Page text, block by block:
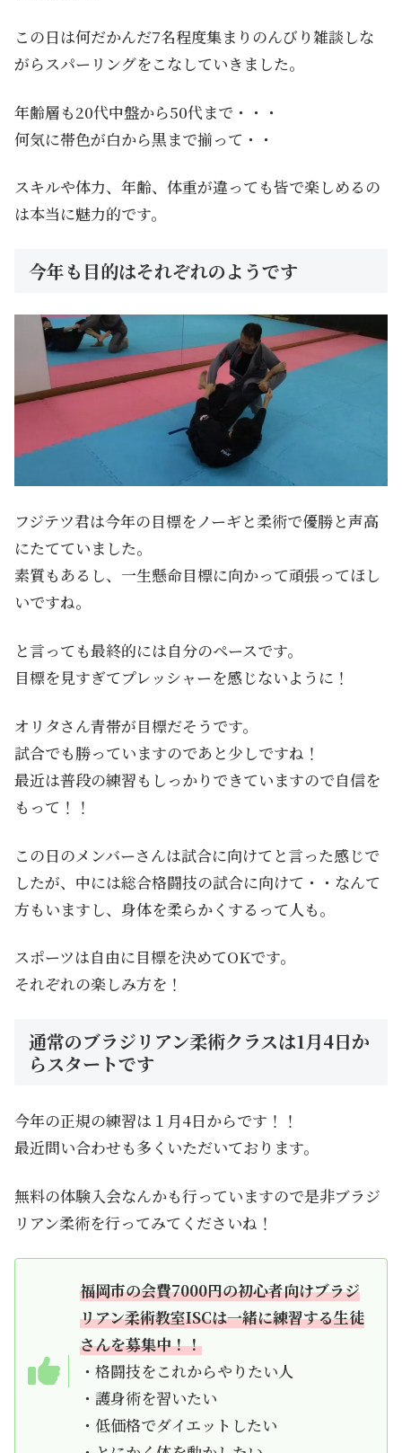
この日は何だかんだ7名程度集まりのんびり雑談しな
がらスパーリングをこなしていきました。
年齢層も20代中盤から50代まで・・・
何気に帯色が白から黒まで揃って・・
スキルや体力、年齢、体重が違っても皆で楽しめるの
は本当に魅力的です。
今年も目的はそれぞれのようです
フジテツ君は今年の目標をノーギと柔術で優勝と声高
にたてていました。
素質もあるし、一生懸命目標に向かって頑張ってほし
いですね。
と言っても最終的には自分のペースです。
目標を見すぎてプレッシャーを感じないように！
オリタさん青帯が目標だそうです。
試合でも勝っていますのであと少しですね！
最近は普段の練習もしっかりできていますので自信を
もって！！
この日のメンバーさんは試合に向けてと言った感じで
したが、中には総合格闘技の試合に向けて・・なんて
方もいますし、身体を柔らかくするって人も。
スポーツは自由に目標を決めてOKです。
それぞれの楽しみ方を！
通常のブラジリアン柔術クラスは1月4日か
らスタートです
今年の正規の練習は１月4日からです！！
最近問い合わせも多くいただいております。
無料の体験入会なんかも行っていますので是非ブラジ
リアン柔術を行ってみてくださいね！
福岡市の会費7000円の初心者向けブラジ
リアン柔術教室ISCは一緒に練習する生徒
さんを募集中！！
・格闘技をこれからやりたい人
・護身術を習いたい
・低価格でダイエットしたい